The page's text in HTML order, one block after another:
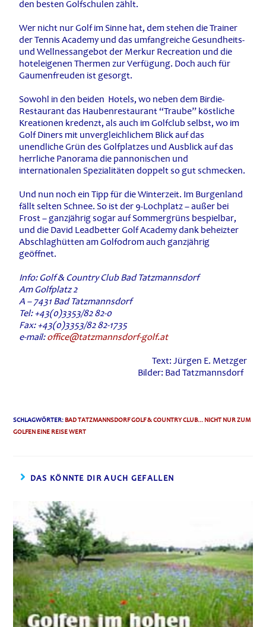
den besten Golfschulen zählt.
Wer nicht nur Golf im Sinne hat, dem stehen die Trainer
der Tennis Academy und das umfangreiche Gesundheits-
und Wellnessangebot der Merkur Recreation und die
hoteleigenen Thermen zur Verfügung. Doch auch für
Gaumenfreuden ist gesorgt.
Sowohl in den beiden Hotels, wo neben dem Birdie-
Restaurant das Haubenrestaurant “Traube” köstliche
Kreationen kredenzt, als auch im Golfclub selbst, wo im
Golf Diners mit unvergleichlichem Blick auf das
unendliche Grün des Golfplatzes und Ausblick auf das
herrliche Panorama die pannonischen und
internationalen Spezialitäten doppelt so gut schmecken.
Und nun noch ein Tipp für die Winterzeit. Im Burgenland
fällt selten Schnee. So ist der 9-Lochplatz – außer bei
Frost – ganzjährig sogar auf Sommergrüns bespielbar,
und die David Leadbetter Golf Academy dank beheizter
Abschlaghütten am Golfodrom auch ganzjährig
geöffnet.
Info: Golf & Country Club Bad Tatzmannsdorf
Am Golfplatz 2
A – 7431 Bad Tatzmannsdorf
Tel: +43(0)3353/82 82-0
Fax: +43(0)3353/82 82-1735
e-mail:office@tatzmannsdorf-golf.at
Text: Jürgen E. Metzger
Bilder: Bad Tatzmannsdorf
SCHLAGWÖRTER: BAD TATZMANNSDORF GOLF & COUNTRY CLUB... NICHT NUR ZUM
GOLFEN EINE REISE WERT
DAS KÖNNTE DIR AUCH GEFALLEN